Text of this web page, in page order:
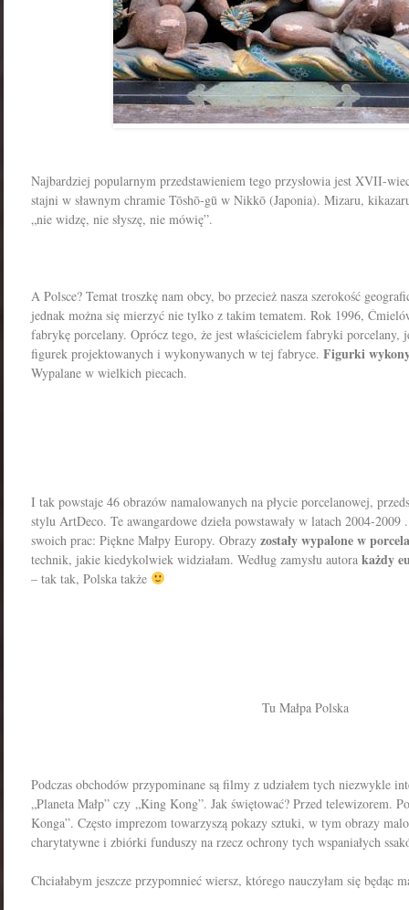
Najbardziej popularnym przedstawieniem tego przysłowia jest XVII-
stajni w sławnym chramie Tōshō-gū w Nikkō (Japonia). Mizaru,
„nie widzę, nie słyszę, nie mówię”.
A Polsce? Temat troszkę nam obcy, bo przecież nasza szerokość
jednak można się mierzyć nie tylko z takim tematem. Rok 1996,
fabrykę porcelany. Oprócz tego, że jest właścicielem fabryki porcelany,
figurek projektowanych i wykonywanych w tej fabryce. Figurki
Wypalane w wielkich piecach.
I tak powstaje 46 obrazów namalowanych na płycie porcelanowej,
stylu ArtDeco. Te awangardowe dzieła powstawały w latach 2004-2009
swoich prac: Piękne Małpy Europy. Obrazy zostały wypalone w
technik, jakie kiedykolwiek widziałam. Według zamysłu autora każdy
– tak tak, Polska także
Tu Małpa Polska
Podczas obchodów przypominane są filmy z udziałem tych niezwykle
„Planeta Małp” czy „King Kong”. Jak świętować? Przed telewizorem.
Konga”. Często imprezom towarzyszą pokazy sztuki, w tym obrazy
charytatywne i zbiórki funduszy na rzecz ochrony tych wspaniałych
Chciałabym jeszcze przypomnieć wiersz, którego nauczyłam się będąc